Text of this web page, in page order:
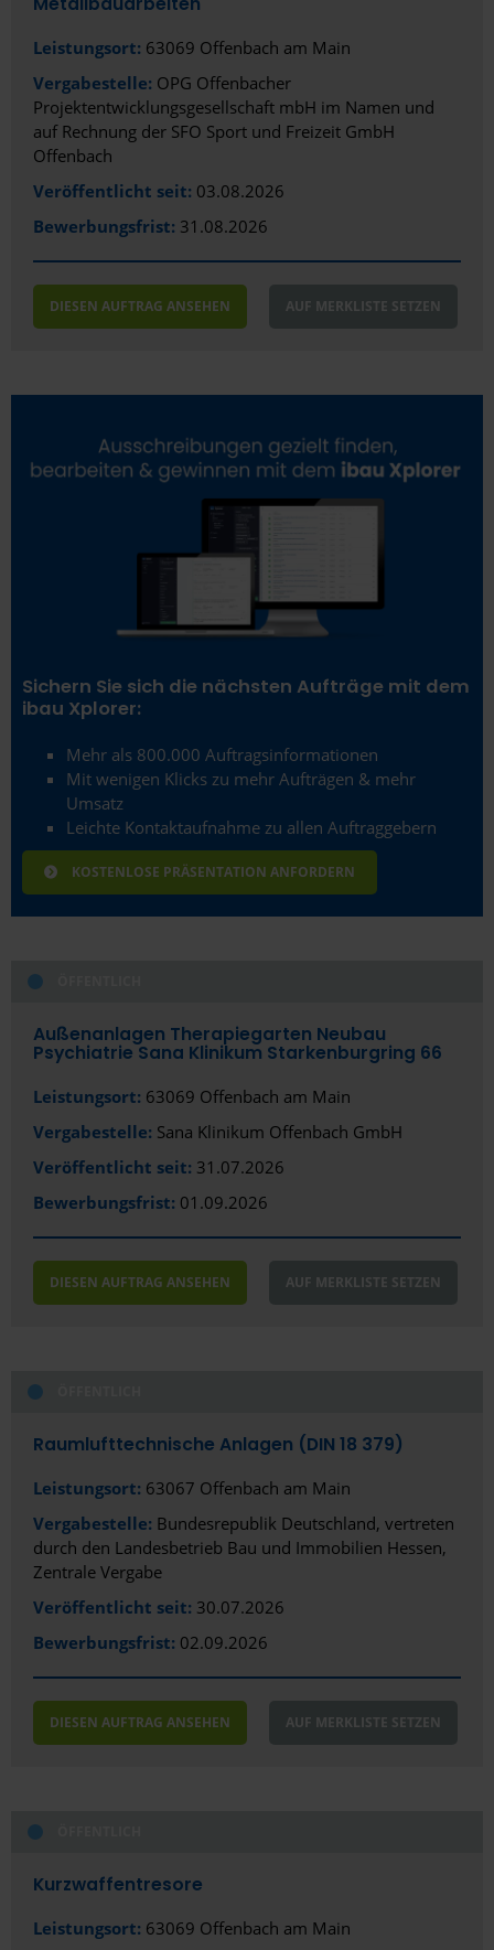
Leistungsort: 63069 Offenbach am Main
Vergabestelle: OPG Offenbacher
Projektentwicklungsgesellschaft mbH im Namen und
auf Rechnung der SFO Sport und Freizeit GmbH
Offenbach
Veröffentlicht seit: 03.08.2026
Bewerbungsfrist: 31.08.2026
DIESEN AUFTRAG ANSEHEN AUF MERKLISTE SETZEN
Sichern Sie sich die nächsten Aufträge mit dem
ibau Xplorer:
Mehr als 800.000 Auftragsinformationen
Mit wenigen Klicks zu mehr Aufträgen & mehr
Umsatz
Leichte Kontaktaufnahme zu allen Auftraggebern
KOSTENLOSE PRÄSENTATION ANFORDERN
Außenanlagen Therapiegarten Neubau
Psychiatrie Sana Klinikum Starkenburgring 66
Leistungsort: 63069 Offenbach am Main
Vergabestelle: Sana Klinikum Offenbach GmbH
Veröffentlicht seit: 31.07.2026
Bewerbungsfrist: 01.09.2026
DIESEN AUFTRAG ANSEHEN AUF MERKLISTE SETZEN
Raumlufttechnische Anlagen (DIN 18 379)
Leistungsort: 63067 Offenbach am Main
Vergabestelle: Bundesrepublik Deutschland, vertreten
durch den Landesbetrieb Bau und Immobilien Hessen,
Zentrale Vergabe
Veröffentlicht seit: 30.07.2026
Bewerbungsfrist: 02.09.2026
DIESEN AUFTRAG ANSEHEN AUF MERKLISTE SETZEN
Kurzwaffentresore
Leistungsort: 63069 Offenbach am Main